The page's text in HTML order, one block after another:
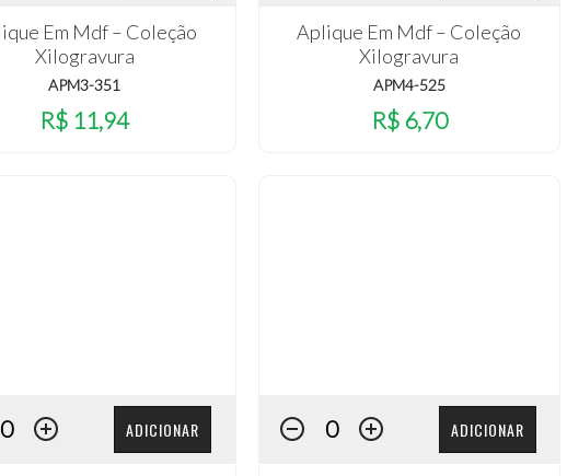
Em Mdf – Coleção
Xilogravura
APM3-351
R$ 11,94
Aplique Em Mdf – Coleção
Xilogravura
APM4-525
R$ 6,70
ADICIONAR ADICIONAR